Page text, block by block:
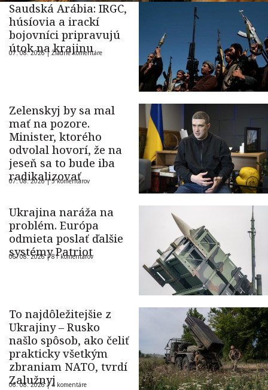
Saudská Arábia: IRGC,
húsíovia a irackí
bojovníci pripravujú
útok na krajinu
07. 08. 2026 |Žiadne komentáre
Zelenskyj by sa mal
mať na pozore.
Minister, ktorého
odvolal hovorí, že na
jeseň sa to bude iba
radikalizovať
07. 08. 2026 |5 komentárov
Ukrajina naráža na
problém. Európa
odmieta poslať ďalšie
systémy Patriot
06. 08. 2026 |81 komentárov
To najdôležitejšie z
Ukrajiny – Rusko
našlo spôsob, ako čeliť
prakticky všetkým
zbraniam NATO, tvrdí
Zalužnyj
06. 08. 2026 |4 komentáre